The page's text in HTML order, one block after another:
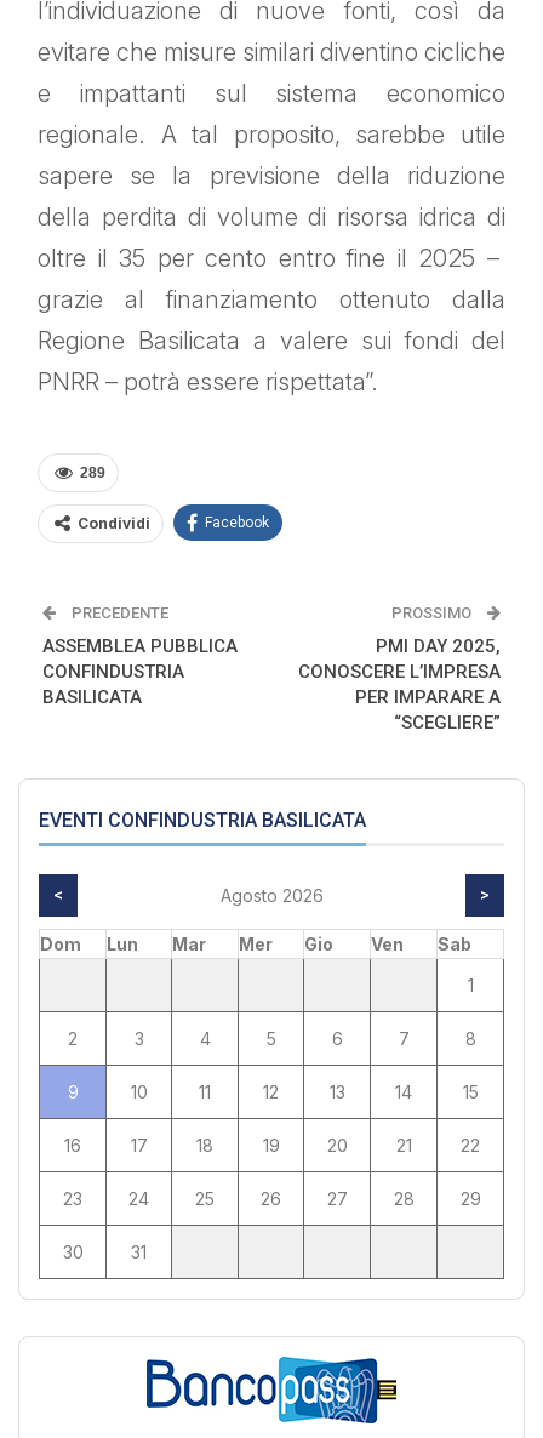
l’individuazione di nuove fonti, così da
evitare che misure similari diventino cicliche
e impattanti sul sistema economico
regionale. A tal proposito, sarebbe utile
sapere se la previsione della riduzione
della perdita di volume di risorsa idrica di
oltre il 35 per cento entro fine il 2025 –
grazie al finanziamento ottenuto dalla
Regione Basilicata a valere sui fondi del
PNRR – potrà essere rispettata”.
289
Condividi Facebook
PRECEDENTE
ASSEMBLEA PUBBLICA
CONFINDUSTRIA
BASILICATA
PROSSIMO
PMI DAY 2025,
CONOSCERE L’IMPRESA
PER IMPARARE A
“SCEGLIERE”
EVENTI CONFINDUSTRIA BASILICATA
< Agosto 2026 >
Dom Lun Mar Mer Gio Ven
Sab
1
2 3 4 5 6 7 8
9 10 11 12 13 14 15
16 17 18 19 20 21 22
23 24 25 26 27 28 29
30 31